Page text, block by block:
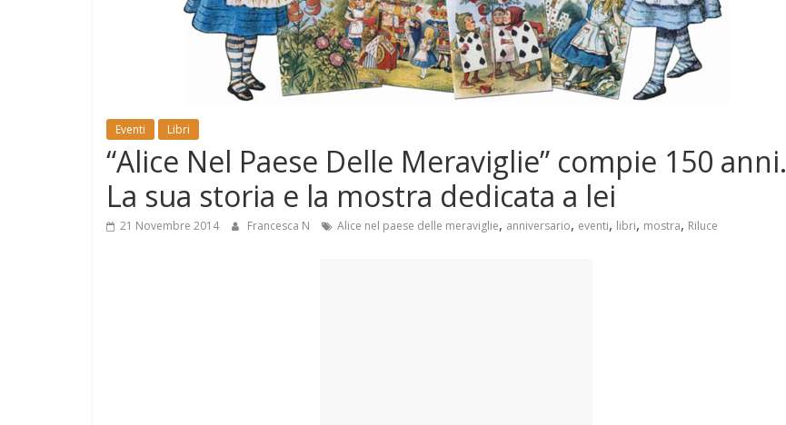
Eventi Libri
“Alice Nel Paese Delle Meraviglie” compie 150 anni.
La sua storia e la mostra dedicata a lei
21 Novembre 2014 Francesca N Alice nel paese delle meraviglie, anniversario, eventi, libri, mostra, Riluce